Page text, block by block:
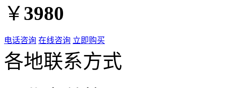
￥3980
电话咨询 在线咨询 立即购买
各地联系方式